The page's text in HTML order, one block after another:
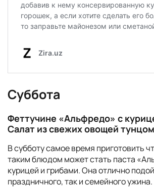
Суббота
Феттучине «Альфредо» с
Салат из свежих овощей тунцом
В субботу самое время приготовить
таким блюдом может стать паста
курицей и грибами. Она отлично
праздничного, так и семейного ужина.